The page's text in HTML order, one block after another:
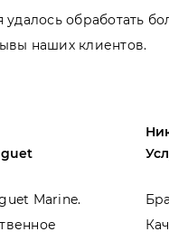
обработать
наших клиентов.
Marine.